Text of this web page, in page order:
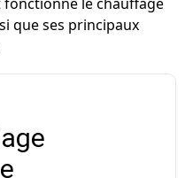
que ses principaux